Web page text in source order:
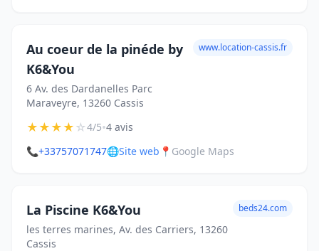
Au coeur de la pinéde by
K6&You
6 Av. des Dardanelles Parc
Maraveyre, 13260 Cassis
www.location-cassis.fr
★★★★☆4/5•4 avis
📞+33757071747🌐Site web 📍 Google Maps
La Piscine K6&You
les terres marines, Av. des Carriers, 13260
Cassis
beds24.com